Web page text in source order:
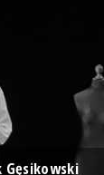
Gęsikowski